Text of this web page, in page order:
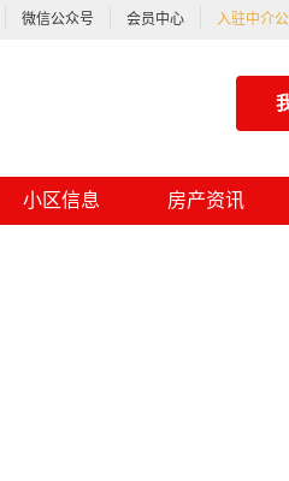
微信公众号 会员中心 入驻中介公
小区信息 房产资讯